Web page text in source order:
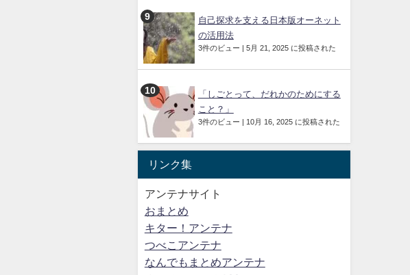
自己探求を支える日本版オーネット
の活用法
3件のビュー | 5月 21, 2025 に投稿された
「しごとって、だれかのためにする
こと？」
3件のビュー | 10月 16, 2025 に投稿された
リンク集
アンテナサイト
おまとめ
キター！アンテナ
つべこアンテナ
なんでもまとめアンテナ